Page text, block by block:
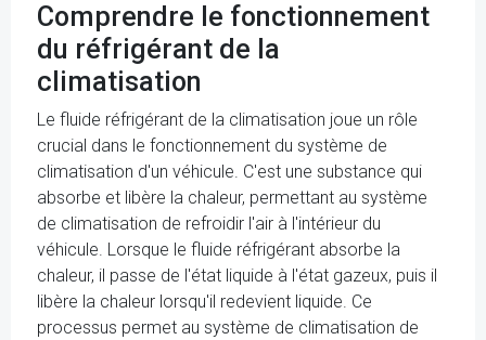
Comprendre le fonctionnement
du réfrigérant de la
climatisation
Le fluide réfrigérant de la climatisation joue un rôle
crucial dans le fonctionnement du système de
climatisation d'un véhicule. C'est une substance qui
absorbe et libère la chaleur, permettant au système
de climatisation de refroidir l'air à l'intérieur du
véhicule. Lorsque le fluide réfrigérant absorbe la
chaleur, il passe de l'état liquide à l'état gazeux, puis il
libère la chaleur lorsqu'il redevient liquide. Ce
processus permet au système de climatisation de